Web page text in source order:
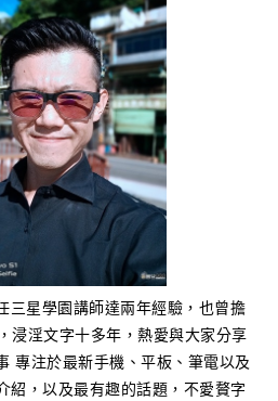
三星學園講師達兩年經驗，也曾擔
浸淫文字十多年，熱愛與大家分享
專注於最新手機、平板、筆電以及
紹，以及最有趣的話題，不愛贅字